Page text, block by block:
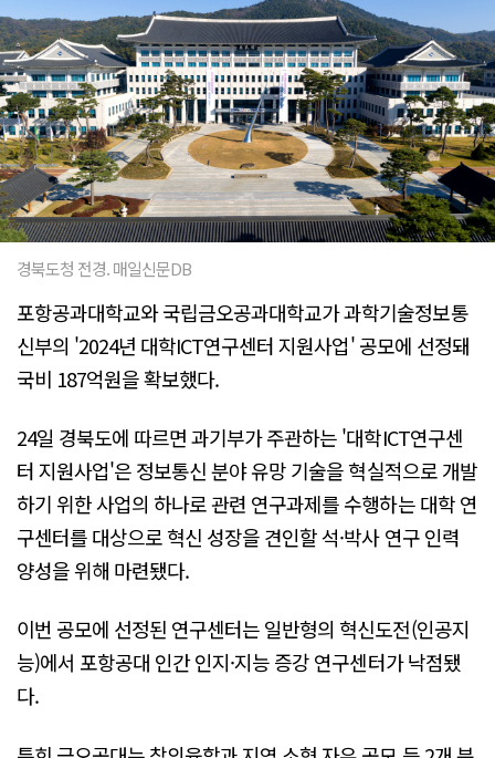
경북도청 전경. 매일신문DB
포항공과대학교와 국립금오공과대학교가 과학기술정보통
신부의 '2024년 대학ICT연구센터 지원사업' 공모에 선정돼
국비 187억원을 확보했다.
24일 경북도에 따르면 과기부가 주관하는 '대학ICT연구센
터 지원사업'은 정보통신 분야 유망 기술을 혁실적으로 개발
하기 위한 사업의 하나로 관련 연구과제를 수행하는 대학 연
구센터를 대상으로 혁신 성장을 견인할 석·박사 연구 인력
양성을 위해 마련됐다.
이번 공모에 선정된 연구센터는 일반형의 혁신도전(인공지
능)에서 포항공대 인간 인지·지능 증강 연구센터가 낙점됐
다.